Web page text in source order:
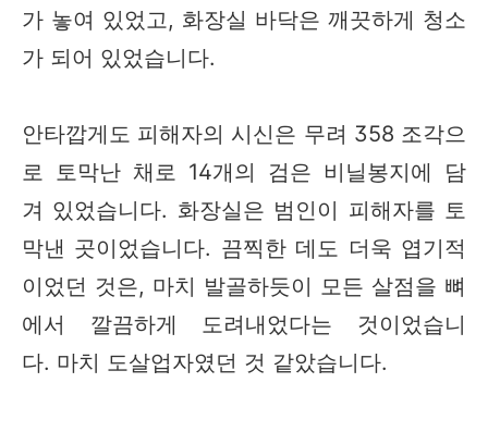
가 놓여 있었고, 화장실 바닥은 깨끗하게 청소
가 되어 있었습니다.
안타깝게도 피해자의 시신은 무려 358 조각으
로 토막난 채로 14개의 검은 비닐봉지에 담
겨 있었습니다. 화장실은 범인이 피해자를 토
막낸 곳이었습니다. 끔찍한 데도 더욱 엽기적
이었던 것은, 마치 발골하듯이 모든 살점을 뼈
에서 깔끔하게 도려내었다는 것이었습니
다. 마치 도살업자였던 것 같았습니다.